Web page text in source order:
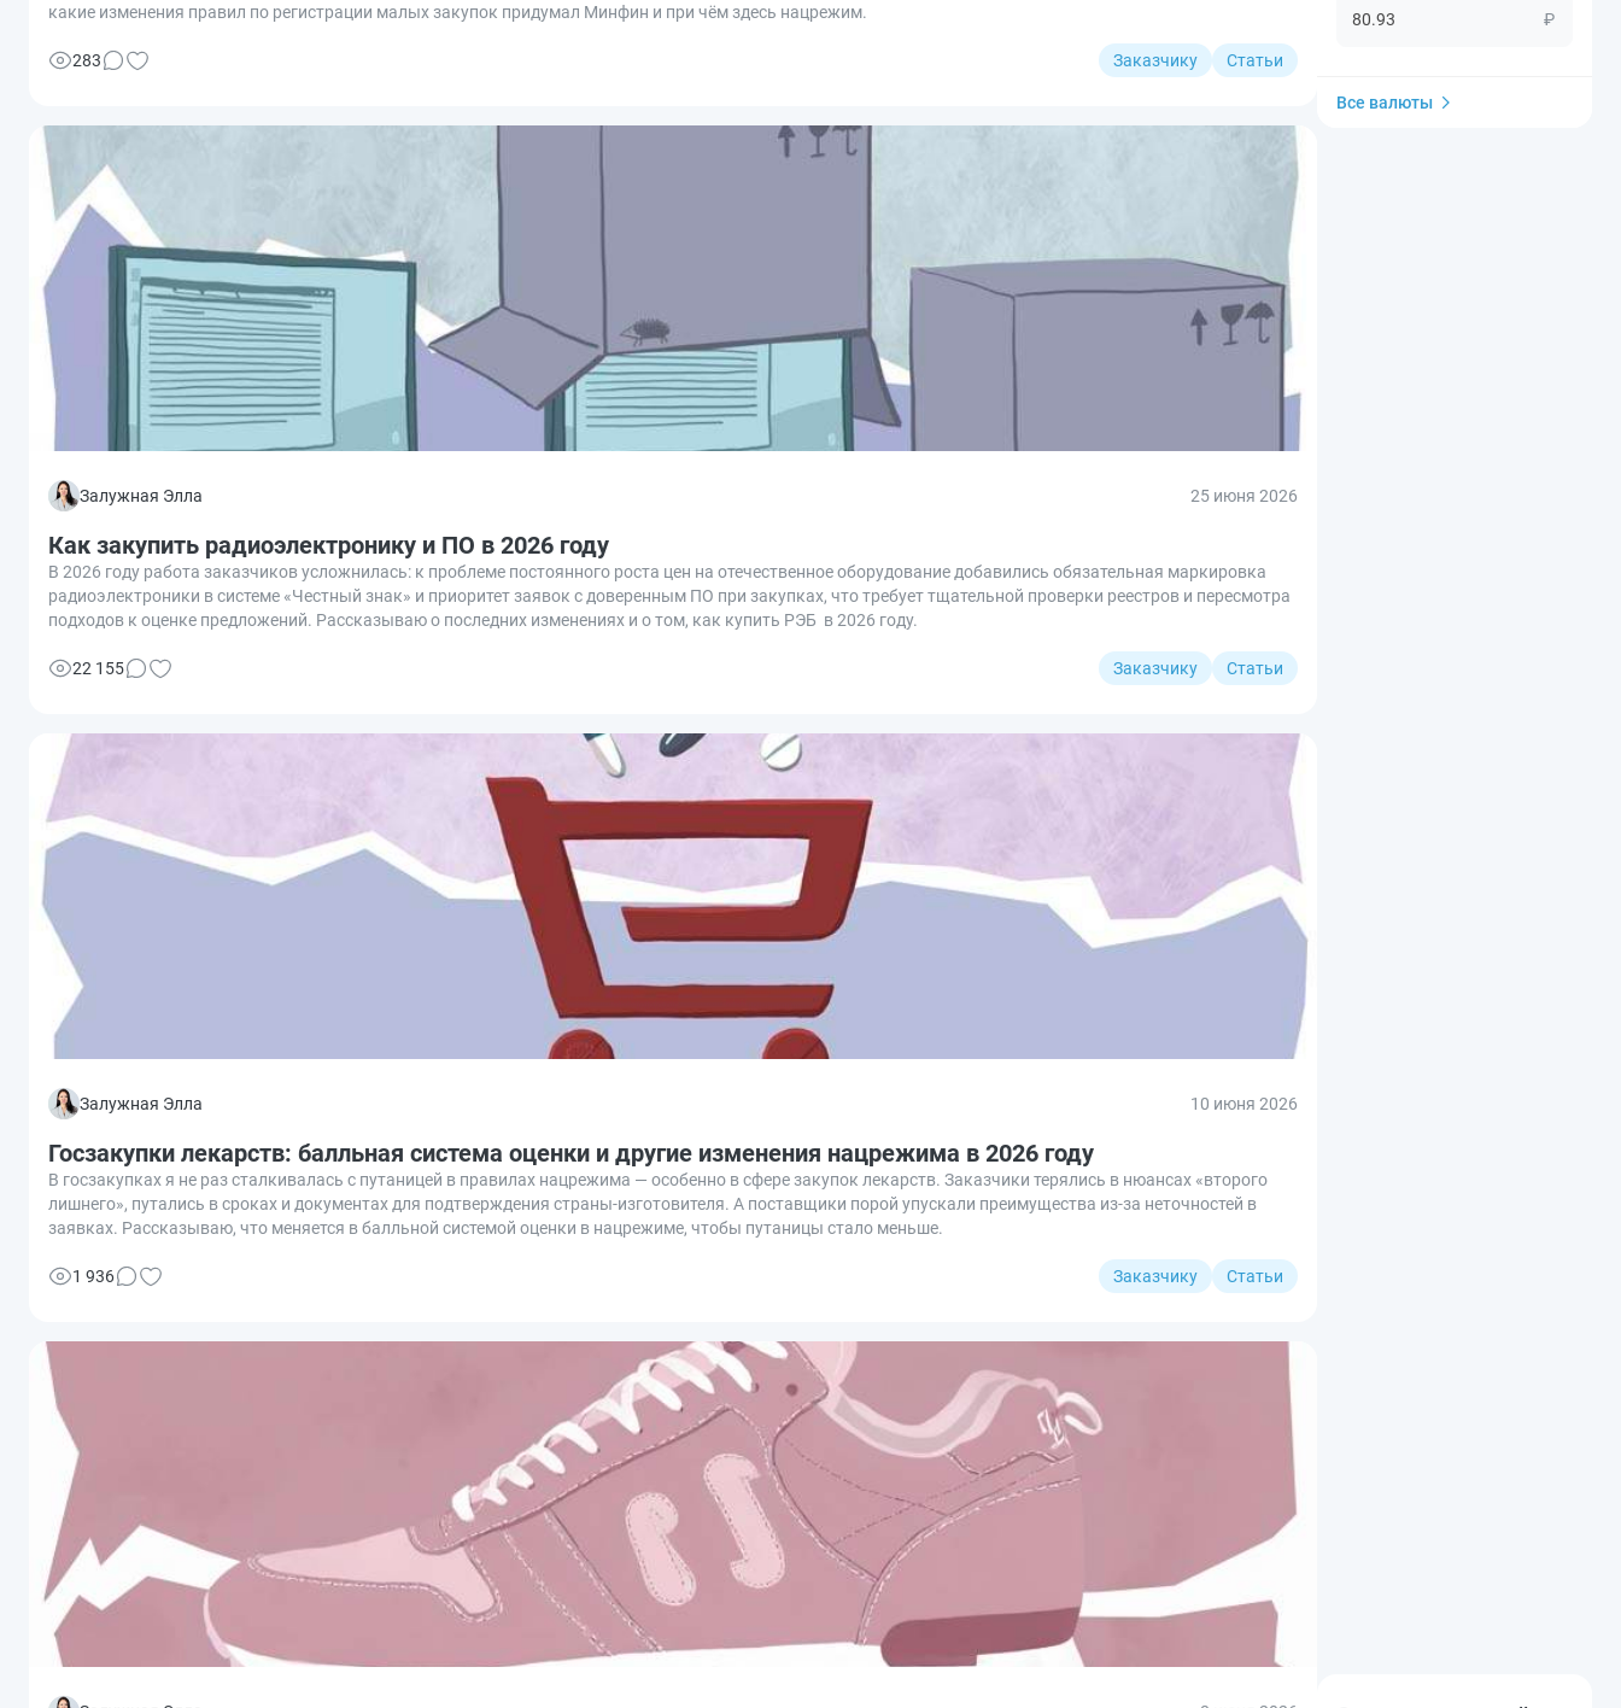
какие изменения правил по регистрации малых закупок придумал Минфин и при чём здесь нацрежим.
Заказчику Статьи
283
Залужная Элла 25 июня 2026
Как закупить радиоэлектронику и ПО в 2026 году
В 2026 году работа заказчиков усложнилась: к проблеме постоянного роста цен на отечественное оборудование добавились обязательная маркировка
радиоэлектроники в системе «Честный знак» и приоритет заявок с доверенным ПО при закупках, что требует тщательной проверки реестров и пересмотра
подходов к оценке предложений. Рассказываю о последних изменениях и о том, как купить РЭБ в 2026 году.
Заказчику Статьи
22 155
Залужная Элла 10 июня 2026
Госзакупки лекарств: балльная система оценки и другие изменения нацрежима в 2026 году
В госзакупках я не раз сталкивалась с путаницей в правилах нацрежима — особенно в сфере закупок лекарств. Заказчики терялись в нюансах «второго
лишнего», путались в сроках и документах для подтверждения страны-изготовителя. А поставщики порой упускали преимущества из‑за неточностей в
заявках. Рассказываю, что меняется в балльной системой оценки в нацрежиме, чтобы путаницы стало меньше.
Заказчику Статьи
1 936
₽
Все валюты